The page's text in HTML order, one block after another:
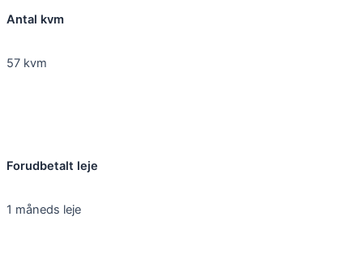
Antal kvm
57 kvm
Forudbetalt leje
1 måneds leje